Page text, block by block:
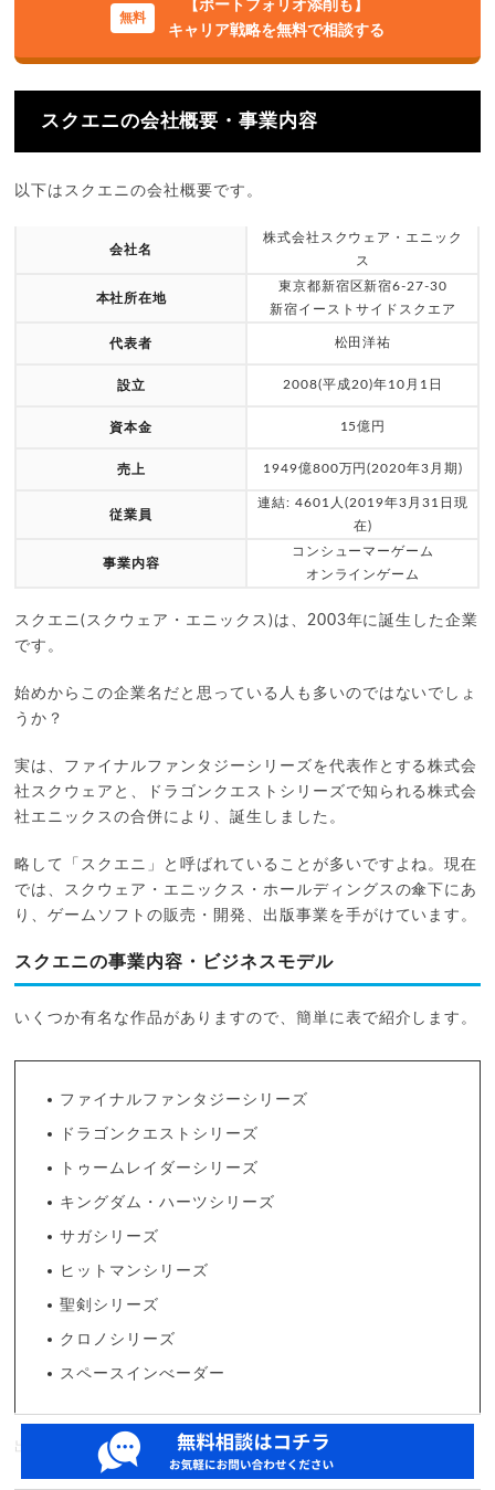
【ポートフォリオ添削も】
キャリア戦略を無料で相談する
スクエニの会社概要・事業内容
以下はスクエニの会社概要です。
会社名
株式会社スクウェア・エニック
ス
本社所在地
東京都新宿区新宿6-27-30
新宿イーストサイドスクエア
代表者 松田洋祐
設立 2008(平成20)年10月1日
資本金 15億円
売上 1949億800万円(2020年3月期)
従業員
連結: 4601人(2019年3月31日現
在)
事業内容
コンシューマーゲーム
オンラインゲーム
スクエニ(スクウェア・エニックス)は、2003年に誕生した企業
です。
始めからこの企業名だと思っている人も多いのではないでしょ
うか？
実は、ファイナルファンタジーシリーズを代表作とする株式会
社スクウェアと、ドラゴンクエストシリーズで知られる株式会
社エニックスの合併により、誕生しました。
略して「スクエニ」と呼ばれていることが多いですよね。現在
では、スクウェア・エニックス・ホールディングスの傘下にあ
り、ゲームソフトの販売・開発、出版事業を手がけています。
スクエニの事業内容・ビジネスモデル
いくつか有名な作品がありますので、簡単に表で紹介します。
ファイナルファンタジーシリーズ
ドラゴンクエストシリーズ
トゥームレイダーシリーズ
キングダム・ハーツシリーズ
サガシリーズ
ヒットマンシリーズ
聖剣シリーズ
クロノシリーズ
スペースインべーダー
出版事業の代表作も、表を使って紹介します！